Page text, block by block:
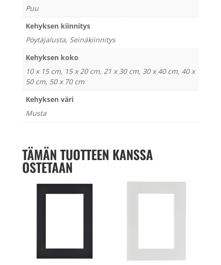
Puu
Kehyksen kiinnitys
Pöytäjalusta, Seinäkiinnitys
Kehyksen koko
10 x 15 cm, 15 x 20 cm, 21 x 30 cm, 30 x 40 cm, 40 x
50 cm, 50 x 70 cm
Kehyksen väri
Musta
TÄMÄN TUOTTEEN KANSSA
OSTETAAN